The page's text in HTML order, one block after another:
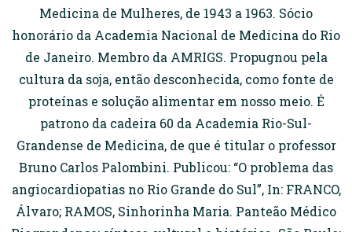
Medicina de Mulheres, de 1943 a 1963. Sócio
honorário da Academia Nacional de Medicina do Rio
de Janeiro. Membro da AMRIGS. Propugnou pela
cultura da soja, então desconhecida, como fonte de
proteínas e solução alimentar em nosso meio. É
patrono da cadeira 60 da Academia Rio-Sul-
Grandense de Medicina, de que é titular o professor
Bruno Carlos Palombini. Publicou: “O problema das
angiocardiopatias no Rio Grande do Sul”, In: FRANCO,
Álvaro; RAMOS, Sinhorinha Maria. Panteão Médico